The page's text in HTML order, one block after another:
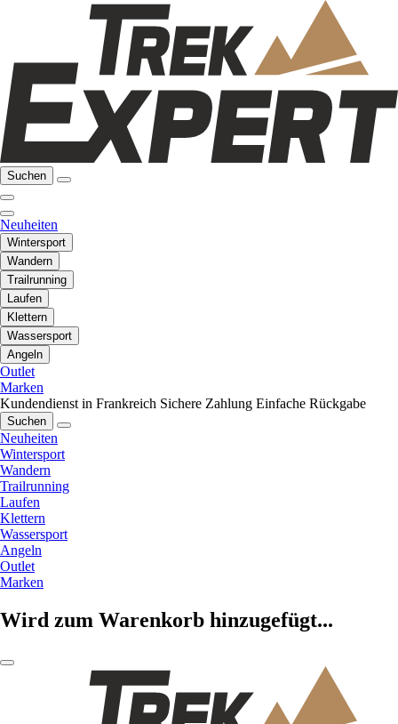
Suchen
Neuheiten
Wintersport
Wandern
Trailrunning
Laufen
Klettern
Wassersport
Angeln
Outlet
Marken
Kundendienst in Frankreich Sichere Zahlung Einfache Rückgabe
Suchen
Neuheiten
Wintersport
Wandern
Trailrunning
Laufen
Klettern
Wassersport
Angeln
Outlet
Marken
Wird zum Warenkorb hinzugefügt...